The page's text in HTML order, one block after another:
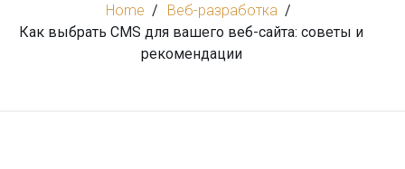
Home
Веб-разработка
Как выбрать CMS для вашего веб-сайта: советы и
рекомендации